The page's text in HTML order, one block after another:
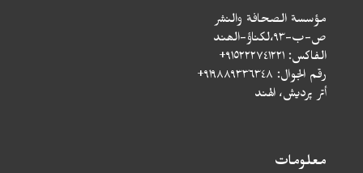
مؤسسة الصحافة والنشر
ص-ب-۹۳،لکناؤ-الھند
الفاكس: ٩١٥٢٢٢٧٤١٢٢١+
رقم الجوال: ٩١٩٨٨٩٣٣٦٣٤٨+
أتر پردیش، الهند
معلومات